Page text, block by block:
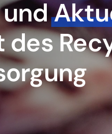
und
des